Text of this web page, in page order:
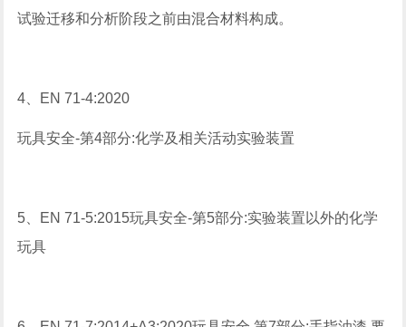
试验迁移和分析阶段之前由混合材料构成。
4、EN 71-4:2020
玩具安全-第4部分:化学及相关活动实验装置
5、EN 71-5:2015玩具安全-第5部分:实验装置以外的化学
玩具